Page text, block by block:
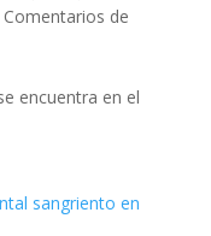
Comentarios de
encuentra en el